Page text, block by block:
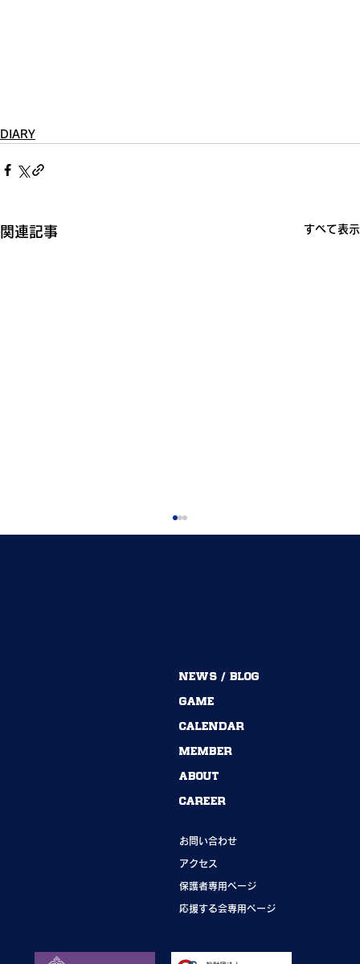
DIARY
関連記事 すべて表示
54期→55期｜ありがとうございました！
お問い合わせ
アクセス
保護者専用ページ
応援する会専用ページ
NEWS / BLOG
GAME
CALENDAR
MEMBER
ABOUT
CAREER